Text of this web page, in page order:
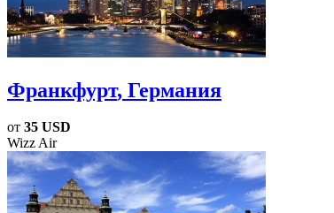
Франкфурт, Германия
от 35 USD
Wizz Air